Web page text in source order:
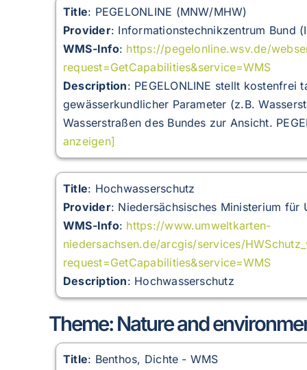
Title: PEGELONLINE (MNW/MHW)
Provider: Informationstechnikzentrum Bund
WMS-Info: https://pegelonline.wsv.de/
request=GetCapabilities&service=WMS
Description: PEGELONLINE stellt kostenfrei
gewässerkundlicher Parameter (z.B.
Wasserstraßen des Bundes zur Ansicht.
anzeigen]
Title: Hochwasserschutz
Provider: Niedersächsisches Ministerium für
WMS-Info: https://www.umweltkarten-
niedersachsen.de/arcgis/services/
request=GetCapabilities&service=WMS
Description: Hochwasserschutz
Theme: Nature and
Title: Benthos, Dichte - WMS